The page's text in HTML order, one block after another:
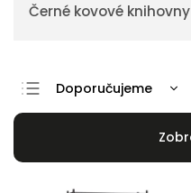
Černé kovové knihovny
Doporučujeme
Nejlevnější